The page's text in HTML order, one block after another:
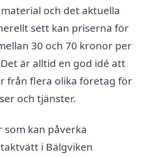
och det aktuella
sett kan priserna för
30 och 70 kronor per
är alltid en god idé att
från flera olika företag för
och tjänster.
kan påverka
i Bälgviken